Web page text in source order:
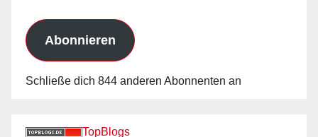
Abonnieren
Schließe dich 844 anderen Abonnenten an
TopBlogs